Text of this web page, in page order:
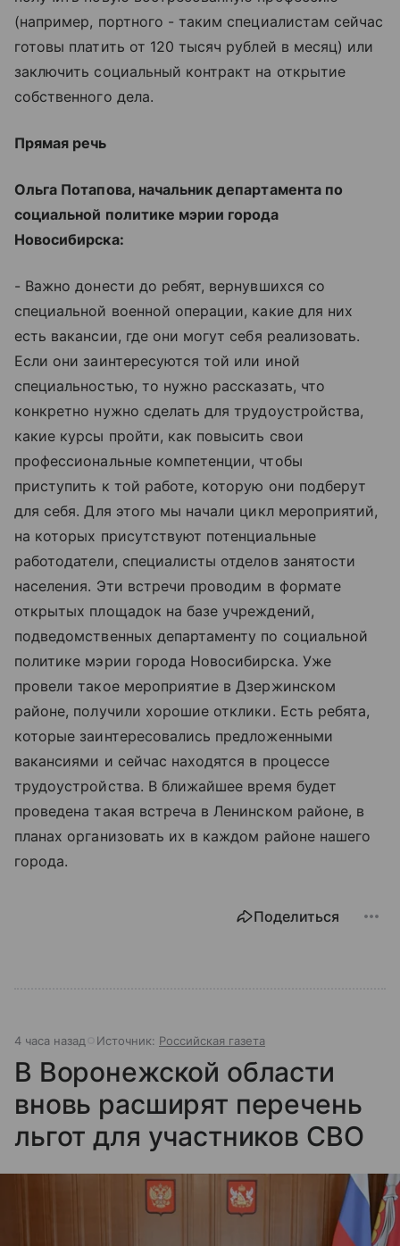
(например, портного - таким специалистам сейчас
готовы платить от 120 тысяч рублей в месяц) или
заключить социальный контракт на открытие
собственного дела.
Прямая речь
Ольга Потапова, начальник департамента по
социальной политике мэрии города
Новосибирска:
- Важно донести до ребят, вернувшихся со
специальной военной операции, какие для них
есть вакансии, где они могут себя реализовать.
Если они заинтересуются той или иной
специальностью, то нужно рассказать, что
конкретно нужно сделать для трудоустройства,
какие курсы пройти, как повысить свои
профессиональные компетенции, чтобы
приступить к той работе, которую они подберут
для себя. Для этого мы начали цикл мероприятий,
на которых присутствуют потенциальные
работодатели, специалисты отделов занятости
населения. Эти встречи проводим в формате
открытых площадок на базе учреждений,
подведомственных департаменту по социальной
политике мэрии города Новосибирска. Уже
провели такое мероприятие в Дзержинском
районе, получили хорошие отклики. Есть ребята,
которые заинтересовались предложенными
вакансиями и сейчас находятся в процессе
трудоустройства. В ближайшее время будет
проведена такая встреча в Ленинском районе, в
планах организовать их в каждом районе нашего
города.
Поделиться
4 часа назад Источник: Российская газета
В Воронежской области
вновь расширят перечень
льгот для участников СВО